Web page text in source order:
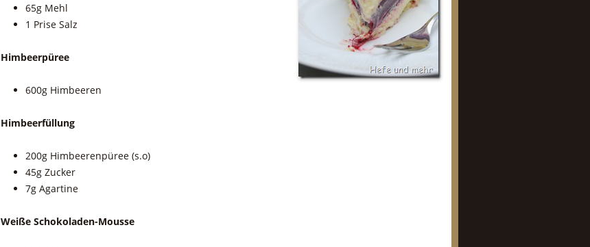
65g Mehl
1 Prise Salz
Himbeerpüree
600g Himbeeren
Himbeerfüllung
200g Himbeerenpüree (s.o)
45g Zucker
7g Agartine
Weiße Schokoladen-Mousse